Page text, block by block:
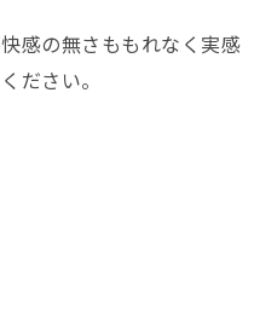
感の無さももれなく実感
ださい。